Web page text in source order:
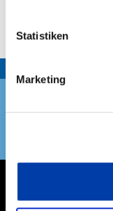
Statistiken
Marketing
THEMEN